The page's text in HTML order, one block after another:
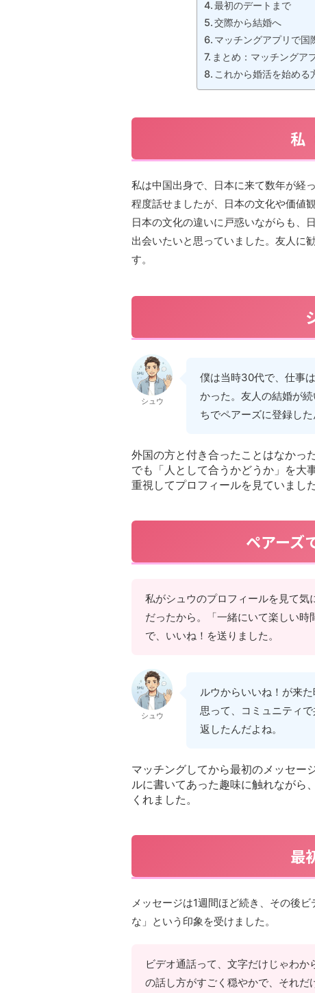
最初のデートまで
交際から結婚へ
マッチングアプリで国
まとめ：マッチングア
これから婚活を始める
私
私は中国出身で、日本に来て数年が経
程度話せましたが、日本の文化や価値
日本の文化の違いに戸惑いながらも、
出会いたいと思っていました。友人に
す。
シュウ
僕は当時30代で、仕事
かった。友人の結婚が
ちでペアーズに登録した
外国の方と付き合ったことはなかっ
でも「人として合うかどうか」を大
重視してプロフィールを見ていました
ペアーズ
私がシュウのプロフィールを見て
だったから。「一緒にいて楽しい
で、いいね！を送りました。
シュウ
ルウからいいね！が来
思って、コミュニティ
返したんだよね。
マッチングしてから最初のメッセー
ルに書いてあった趣味に触れながら
くれました。
最
メッセージは1週間ほど続き、その後
な」という印象を受けました。
ビデオ通話って、文字だけじゃわ
の話し方がすごく穏やかで、それだ